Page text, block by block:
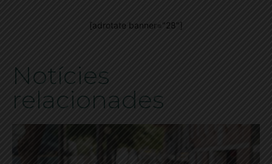
[adrotate banner="28"]
Notícies
relacionades